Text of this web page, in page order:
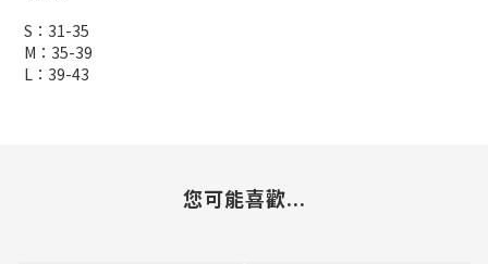
S：31-35
M：35-39
L：39-43
您可能喜歡...